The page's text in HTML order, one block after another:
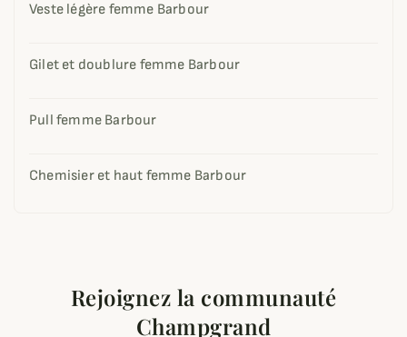
Veste légère femme Barbour
Gilet et doublure femme Barbour
Pull femme Barbour
Chemisier et haut femme Barbour
Rejoignez la communauté
Champgrand